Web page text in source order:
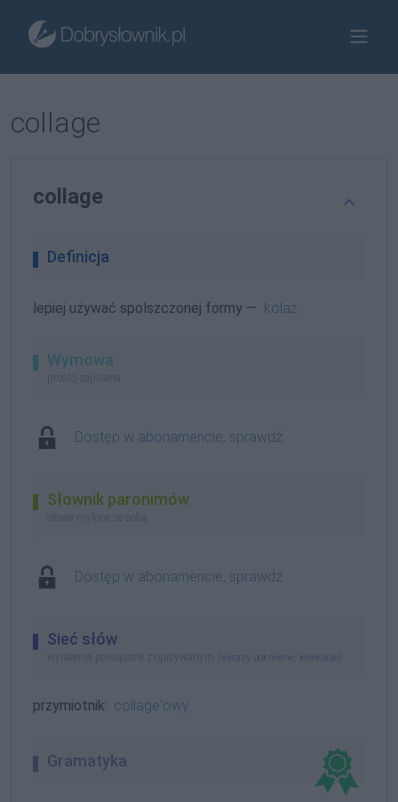
collage
collage
Definicja
lepiej używać spolszczonej formy — kolaż
Wymowa
prosto zapisana
Dostęp w abonamencie, sprawdź
Słownik paronimów
słowa mylone ze sobą
Dostęp w abonamencie, sprawdź
Sieć słów
wyrażenia powiązane z opisywanym ( wyrazy pokrewne kolokacje
przymiotnik: collage'owy
Gramatyka